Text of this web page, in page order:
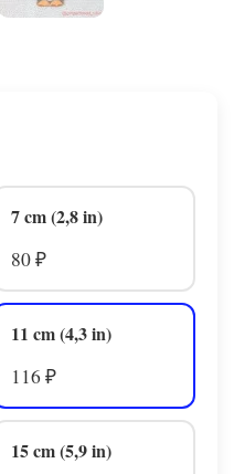
7 cm (2,8 in)
80 ₽
11 cm (4,3 in)
116 ₽
15 cm (5,9 in)